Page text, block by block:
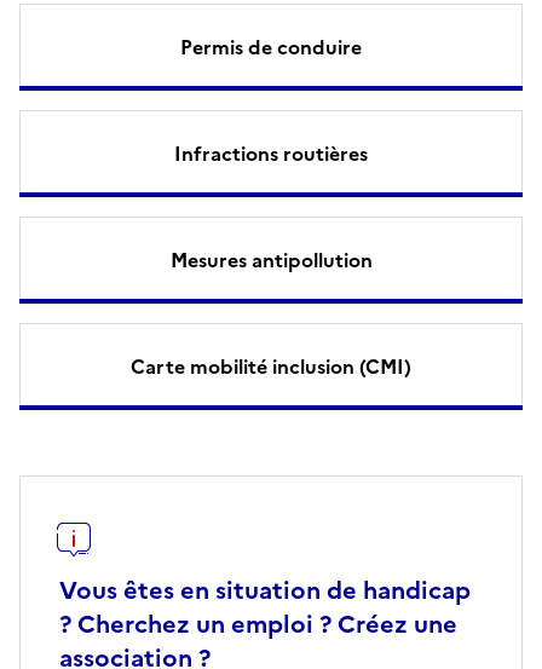
Permis de conduire
Infractions routières
Mesures antipollution
Carte mobilité inclusion (CMI)
Vous êtes en situation de handicap
? Cherchez un emploi ? Créez une
association ?